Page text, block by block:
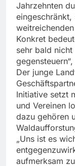
Jahrzehnten
Konkret
sehr bald
Der junge
Initiative setzt
und Vereinen
dazu gehören
„Uns ist es
aufmerksam